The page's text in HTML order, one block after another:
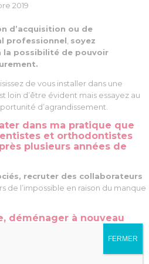
2019
d’acquisition ou de
professionnel soyez
possibilité de pouvoir
de vous installer dans une
loin d’être évident mais essayez au
d’agrandissement.
dans ma pratique que
et orthodontistes
plusieurs années de
recruter des collaborateurs
de l’impossible en raison du manque
déménager à nouveau
temps, d’argent et
supplémentaire.
est essentielle, c’est bien
FERMER